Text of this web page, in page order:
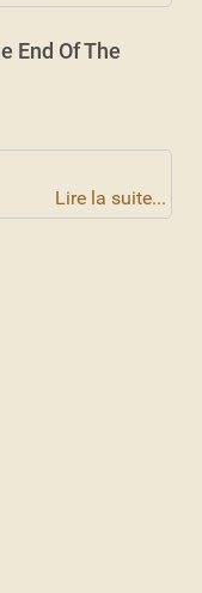
End Of The
Lire la suite...